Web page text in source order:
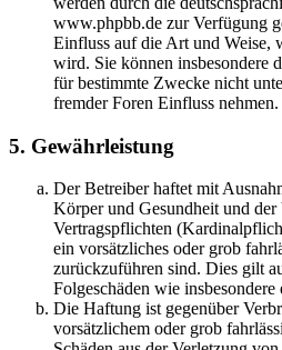
www.phpbb.de zur Verfügung
Einfluss auf die Art und Weise,
wird. Sie können insbesondere
für bestimmte Zwecke nicht
fremder Foren Einfluss nehmen.
5. Gewährleistung
Der Betreiber haftet mit
Körper und Gesundheit und
Vertragspflichten
ein vorsätzliches oder grob
zurückzuführen sind. Dies gilt
Folgeschäden wie
Die Haftung ist gegenüber
vorsätzlichem oder grob